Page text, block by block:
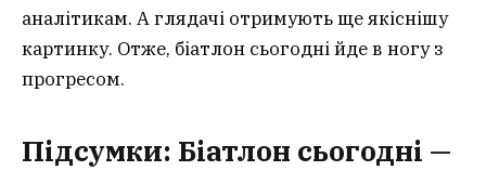
аналітикам. А глядачі отримують ще якіснішу
картинку. Отже, біатлон сьогодні йде в ногу з
прогресом.
Підсумки: Біатлон сьогодні —